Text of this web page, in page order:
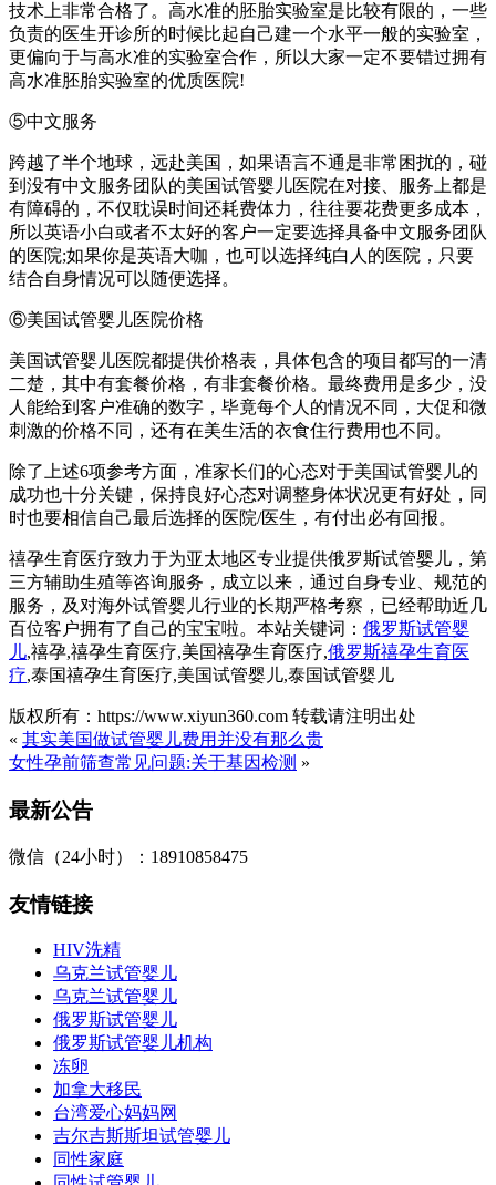
技术上非常合格了。高水准的胚胎实验室是比较有限的，一些
负责的医生开诊所的时候比起自己建一个水平一般的实验室，
更偏向于与高水准的实验室合作，所以大家一定不要错过拥有
高水准胚胎实验室的优质医院!
⑤中文服务
跨越了半个地球，远赴美国，如果语言不通是非常困扰的，碰
到没有中文服务团队的美国试管婴儿医院在对接、服务上都是
有障碍的，不仅耽误时间还耗费体力，往往要花费更多成本，
所以英语小白或者不太好的客户一定要选择具备中文服务团队
的医院;如果你是英语大咖，也可以选择纯白人的医院，只要
结合自身情况可以随便选择。
⑥美国试管婴儿医院价格
美国试管婴儿医院都提供价格表，具体包含的项目都写的一清
二楚，其中有套餐价格，有非套餐价格。最终费用是多少，没
人能给到客户准确的数字，毕竟每个人的情况不同，大促和微
刺激的价格不同，还有在美生活的衣食住行费用也不同。
除了上述6项参考方面，准家长们的心态对于美国试管婴儿的
成功也十分关键，保持良好心态对调整身体状况更有好处，同
时也要相信自己最后选择的医院/医生，有付出必有回报。
禧孕生育医疗致力于为亚太地区专业提供俄罗斯试管婴儿，第
三方辅助生殖等咨询服务，成立以来，通过自身专业、规范的
服务，及对海外试管婴儿行业的长期严格考察，已经帮助近几
百位客户拥有了自己的宝宝啦。本站关键词： 俄罗斯试管婴
儿,禧孕,禧孕生育医疗,美国禧孕生育医疗,俄罗斯禧孕生育医
疗,泰国禧孕生育医疗,美国试管婴儿,泰国试管婴儿
版权所有：https://www.xiyun360.com 转载请注明出处
« 其实美国做试管婴儿费用并没有那么贵
女性孕前筛查常见问题:关于基因检测 »
最新公告
微信（24小时）：18910858475
友情链接
HIV洗精
乌克兰试管婴儿
乌克兰试管婴儿
俄罗斯试管婴儿
俄罗斯试管婴儿机构
冻卵
加拿大移民
台湾爱心妈妈网
吉尔吉斯斯坦试管婴儿
同性家庭